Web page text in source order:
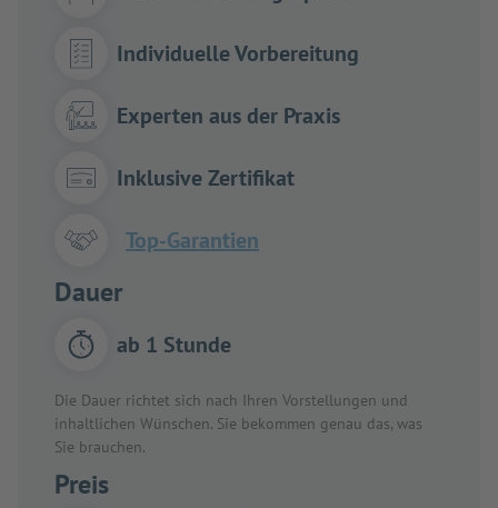
Individuelle Vorbereitung
Experten aus der Praxis
Inklusive Zertifikat
Top-Garantien
Dauer
ab 1 Stunde
Die Dauer richtet sich nach Ihren Vorstellungen und
inhaltlichen Wünschen. Sie bekommen genau das, was
Sie brauchen.
Preis